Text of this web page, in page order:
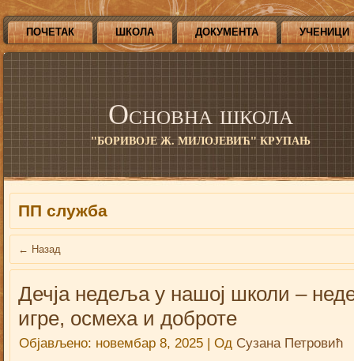
ПОЧЕТАК ШКОЛА ДОКУМЕНТА УЧЕНИЦИ
Основна школа
"БОРИВОЈЕ Ж. МИЛОЈЕВИЋ" КРУПАЊ
ПП служба
← Назад
Дечја недеља у нашој школи –
игре, осмеха и доброте
Објављено: новембар 8, 2025 | Од Сузана Петровић